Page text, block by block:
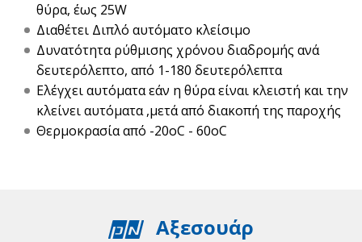
θύρα, έως 25W
Διαθέτει Διπλό αυτόματο κλείσιμο
Δυνατότητα ρύθμισης χρόνου διαδρομής ανά
δευτερόλεπτο, από 1-180 δευτερόλεπτα
Ελέγχει αυτόματα εάν η θύρα είναι κλειστή και την
κλείνει αυτόματα ,μετά από διακοπή της παροχής
Θερμοκρασία από -20oC - 60oC
Αξεσουάρ